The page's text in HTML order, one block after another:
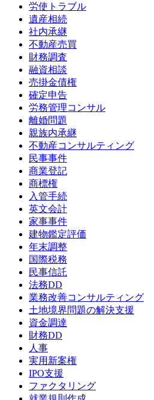
労使トラブル
遺産相続
社内承継
不動産売買
財務調査
融資相談
売掛金債権
確定申告
労務管理コンサル
離婚問題
親族内承継
不動産コンサルティング
民事事件
商業登記
商標権
入管手続
英文会計
家事事件
建物鑑定評価
年末調整
国際税務
民事信託
法務DD
業務改善コンサルティング
土地境界問題の解決支援
資金調達
財務DD
人事
実用新案権
IPO支援
ファクタリング